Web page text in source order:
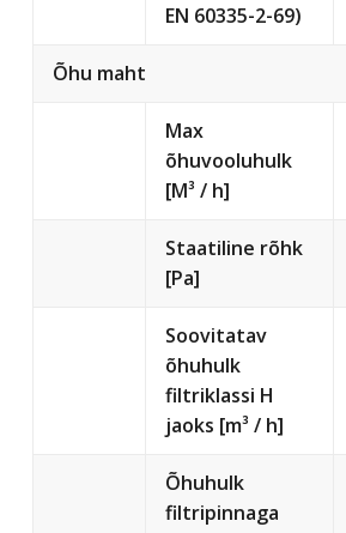
EN 60335-2-69)
Õhu maht
Max
õhuvooluhulk
[M³ / h]
Staatiline rõhk
[Pa]
Soovitatav
õhuhulk
filtriklassi H
jaoks [m³ / h]
Õhuhulk
filtripinnaga